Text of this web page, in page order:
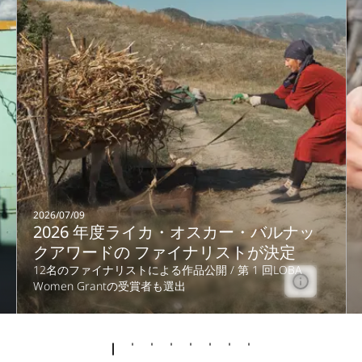
2026/07/09
2026 年度ライカ・オスカー・バルナッ
クアワードの ファイナリストが決定
12名のファイナリストによる作品公開 / 第 1 回LOBA
Women Grantの受賞者も選出